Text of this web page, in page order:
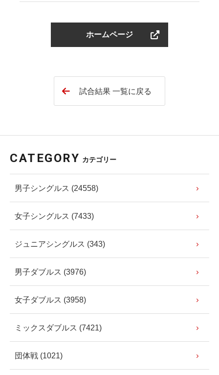
ホームページ
試合結果 一覧に戻る
CATEGORY カテゴリー
男子シングルス (24558)
女子シングルス (7433)
ジュニアシングルス (343)
男子ダブルス (3976)
女子ダブルス (3958)
ミックスダブルス (7421)
団体戦 (1021)